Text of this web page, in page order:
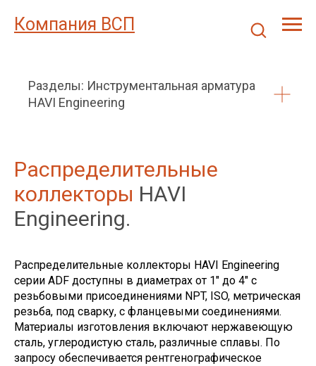
Компания ВСП
Разделы: Инструментальная арматура
HAVI Engineering
Распределительные
коллекторы HAVI
Engineering.
Распределительные коллекторы HAVI Engineering
серии ADF доступны в диаметрах от 1" до 4" с
резьбовыми присоединениями NPT, ISO, метрическая
резьба, под сварку, с фланцевыми соединениями.
Материалы изготовления включают нержавеющую
сталь, углеродистую сталь, различные сплавы. По
запросу обеспечивается рентгенографическое